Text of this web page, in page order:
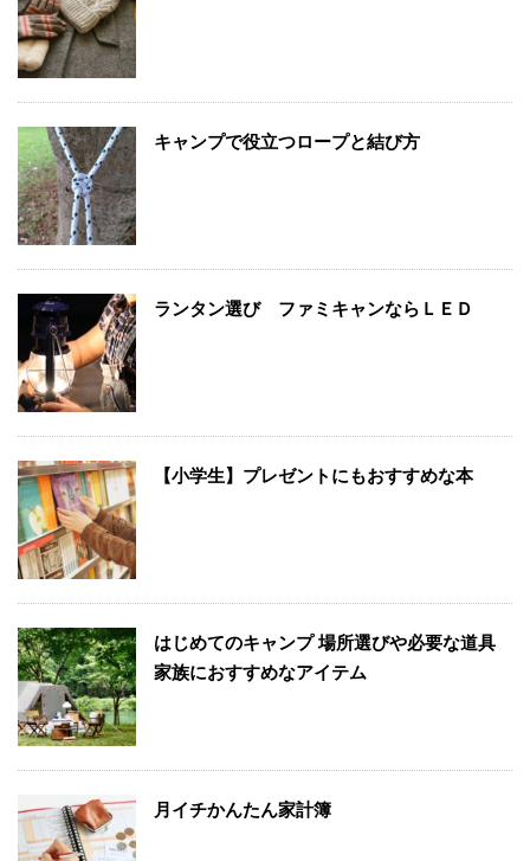
キャンプで役立つロープと結び方
ランタン選び ファミキャンならＬＥＤ
【小学生】プレゼントにもおすすめな本
はじめてのキャンプ 場所選びや必要な道具
家族におすすめなアイテム
月イチかんたん家計簿